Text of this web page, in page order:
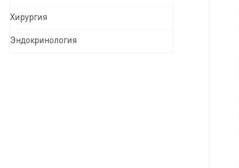
Хирургия
Эндокринология